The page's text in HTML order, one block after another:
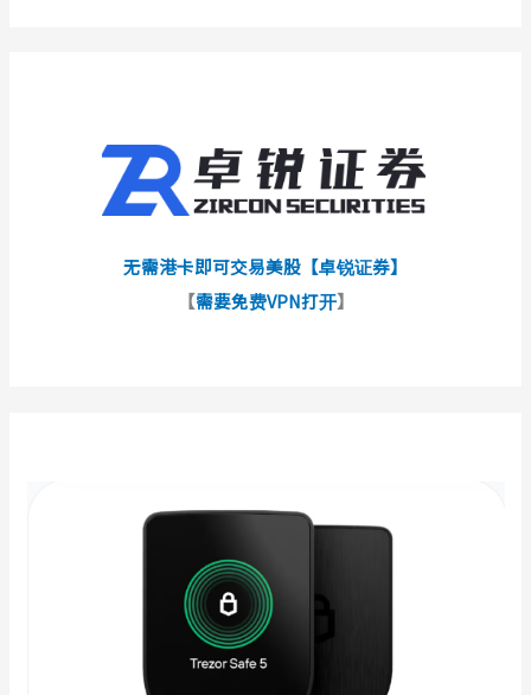
无需港卡即可交易美股【卓锐证券】
【需要免费VPN打开】